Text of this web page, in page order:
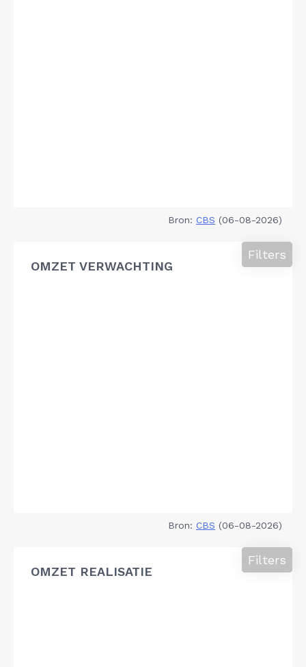
Bron: CBS (06-08-2026)
OMZET VERWACHTING
Filters
Bron: CBS (06-08-2026)
OMZET REALISATIE
Filters